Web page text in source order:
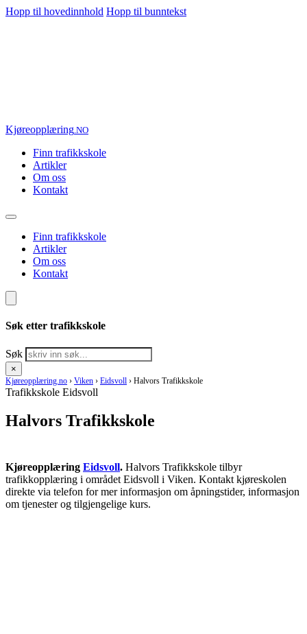
Hopp til hovedinnhold Hopp til bunntekst
Kjøreopplæring.NO
Finn trafikkskole
Artikler
Om oss
Kontakt
Finn trafikkskole
Artikler
Om oss
Kontakt
Søk etter trafikkskole
Søk
×
Kjøreopplæring.no › Viken › Eidsvoll › Halvors Trafikkskole
Trafikkskole Eidsvoll
Halvors Trafikkskole
Kjøreopplæring Eidsvoll. Halvors Trafikkskole tilbyr
trafikkopplæring i området Eidsvoll i Viken. Kontakt kjøreskolen
direkte via telefon for mer informasjon om åpningstider, informasjon
om tjenester og tilgjengelige kurs.